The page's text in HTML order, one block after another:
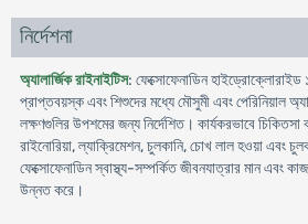
নির্দেশনা
অ্যালার্জিক রাইনাইটিস: ফেক্সোফেনাডিন হাইড্রোক্লোরাইড
প্রাপ্তবয়স্ক এবং শিশুদের মধ্যে মৌসুমী এবং পেরিনিয়াল
লক্ষণগুলির উপশমের জন্য নির্দেশিত। কার্যকরভাবে চিকিতসা
রাইনোরিয়া, ল্যাক্রিমেশন, চুলকানি, চোখ লাল হওয়া এবং
ফেক্সোফেনাডিন স্বাস্থ্য-সম্পর্কিত জীবনযাত্রার মান এবং
উন্নত করে।